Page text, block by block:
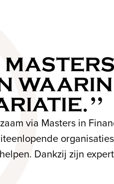
via Masters in
Dankzij zijn